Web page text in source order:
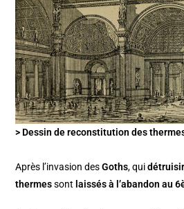
> Dessin de reconstitution des
Après l’invasion desGoths, qui
thermessont laissés à l’abandon au